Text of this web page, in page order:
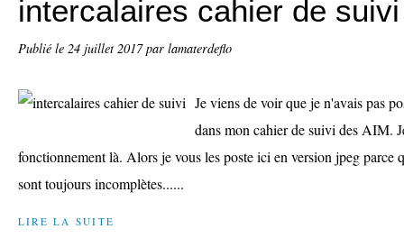
intercalaires cahier de suivi
Publié le 24 juillet 2017par lamaterdeflo
Je viens de voir que je n'avais pas
dans mon cahier de suivi des AIM.
fonctionnement là. Alors je vous les poste ici en version jpeg parce
sont toujours incomplètes......
LIRE LA SUITE